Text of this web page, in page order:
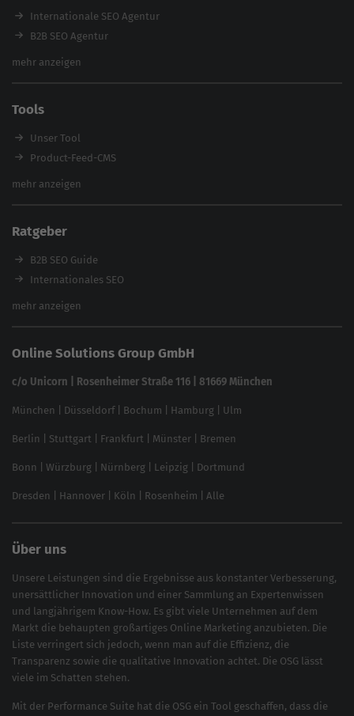
E-Books
Magazin
Internationale SEO Agentur
B2B SEO Agentur
Inhouse SEO Agentur
Enterprise SEO Agentur
Workshops
mehr anzeigen
Tools
Unser Tool
Product-Feed-CMS
Website Analyse
Backlink-Check
Ladezeiten-Check
Brand Protection Tool
Website SEO Check
feed2content.ai
mehr anzeigen
Ratgeber
B2B SEO Guide
Internationales SEO
eCommerce SEO
In ChatGPT gefunden werden
Linkbuilding 2025
Local SEO
SEO für Online Shops
Brand Monitoring 2025
mehr anzeigen
Online Solutions Group GmbH
c/o Unicorn | Rosenheimer Straße 116 | 81669 München
München Düsseldorf| Bochum Hamburg Ulm
Berlin Stuttgart Frankfurt Münster Bremen
Bonn Würzburg Nürnberg Leipzig Dortmund
Dresden Hannover Köln Rosenheim Alle
Über uns
Unsere Leistungen sind die Ergebnisse aus konstanter Verbesserung,
unersättlicher Innovation und einer Sammlung an Expertenwissen
und langjährigem Know-How. Es gibt viele Unternehmen auf dem
Markt die behaupten großartiges Online Marketing anzubieten. Die
Liste verringert sich jedoch, wenn man auf die Effizienz, die
Transparenz sowie die qualitative Innovation achtet. Die OSG lässt
viele im Schatten stehen.
Mit der Performance Suite hat die OSG ein Tool geschaffen, dass die